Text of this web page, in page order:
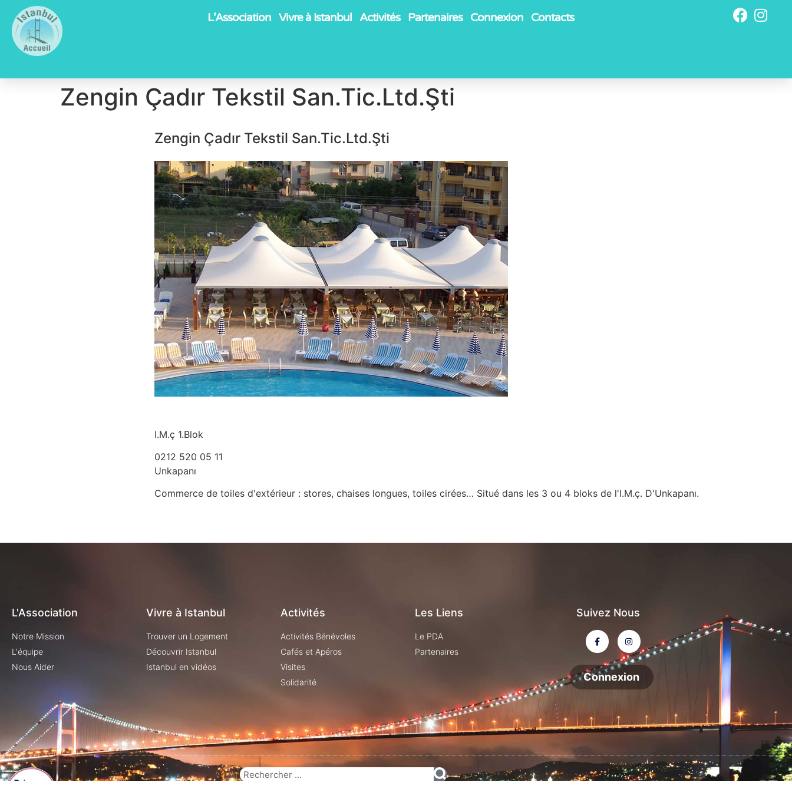
L’Association Vivre à Istanbul Activités Partenaires Connexion Contacts
Zengin Çadır Tekstil San.Tic.Ltd.Şti
Zengin Çadır Tekstil San.Tic.Ltd.Şti
I.M.ç 1.Blok
0212 520 05 11
Unkapanı
Commerce de toiles d'extérieur : stores, chaises longues, toiles cirées… Situé dans les 3 ou 4 bloks de l'I.M.ç. D'Unkapanı.
L'Association
Notre Mission
L'équipe
Nous Aider
Vivre à Istanbul
Trouver un Logement
Découvrir Istanbul
Istanbul en vidéos
Activités
Activités Bénévoles
Cafés et Apéros
Visites
Solidarité
Les Liens
Le PDA
Partenaires
Suivez Nous
Connexion